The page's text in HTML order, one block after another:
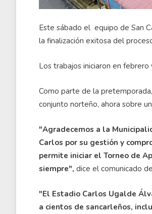
Este sábado el equipo de San
la finalización exitosa del
Los trabajos iniciaron en
Como parte de la
conjunto norteño, ahora sobre
"Agradecemos a la
Carlos por su gestión y
permite iniciar el Torneo de
siempre", dice el comunicado
"El Estadio Carlos Ugalde
a cientos de sancarleños,